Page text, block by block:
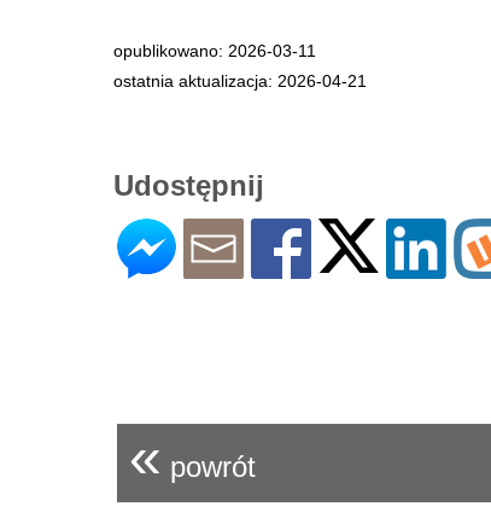
opublikowano: 2026-03-11
ostatnia aktualizacja: 2026-04-21
Udostępnij
« powrót